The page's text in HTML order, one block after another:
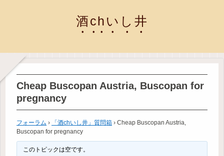
酒chいし井
Cheap Buscopan Austria, Buscopan for
pregnancy
フォーラム › 「酒chいし井」質問箱 › Cheap Buscopan Austria,
Buscopan for pregnancy
このトピックは空です。